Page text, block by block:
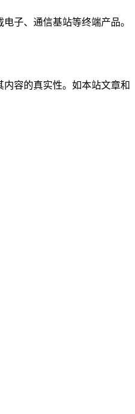
子、通信基站等终端产品。
容的真实性。如本站文章和